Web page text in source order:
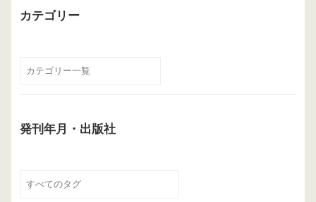
カテゴリー
発刊年月・出版社